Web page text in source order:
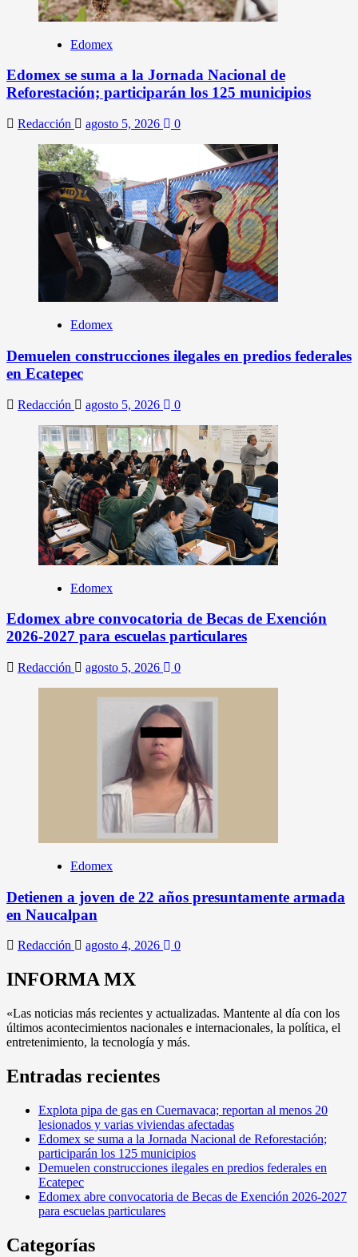
Edomex
Edomex se suma a la Jornada Nacional de
Reforestación; participarán los 125 municipios
Redacción agosto 5, 2026 0
Edomex
Demuelen construcciones ilegales en predios federales
en Ecatepec
Redacción agosto 5, 2026 0
Edomex
Edomex abre convocatoria de Becas de Exención
2026-2027 para escuelas particulares
Redacción agosto 5, 2026 0
Edomex
Detienen a joven de 22 años presuntamente armada
en Naucalpan
Redacción agosto 4, 2026 0
INFORMA MX
«Las noticias más recientes y actualizadas. Mantente al día con los
últimos acontecimientos nacionales e internacionales, la política, el
entretenimiento, la tecnología y más.
Entradas recientes
Explota pipa de gas en Cuernavaca; reportan al menos 20
lesionados y varias viviendas afectadas
Edomex se suma a la Jornada Nacional de Reforestación;
participarán los 125 municipios
Demuelen construcciones ilegales en predios federales en
Ecatepec
Edomex abre convocatoria de Becas de Exención 2026-2027
para escuelas particulares
Categorías